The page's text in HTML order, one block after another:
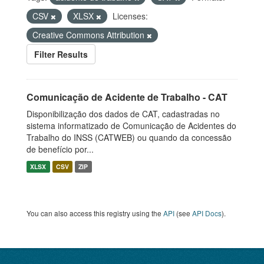
CSV
XLSX
Licenses:
Creative Commons Attribution
Filter Results
Comunicação de Acidente de Trabalho - CAT
Disponibilização dos dados de CAT, cadastradas no
sistema informatizado de Comunicação de Acidentes do
Trabalho do INSS (CATWEB) ou quando da concessão
de benefício por...
XLSX CSV ZIP
You can also access this registry using the API (see API Docs).